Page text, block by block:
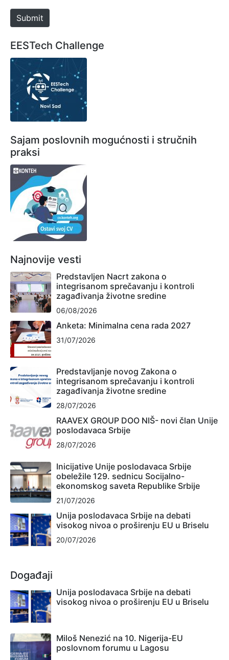
e
Submit
EESTech Challenge
Sajam poslovnih mogućnosti i stručnih
praksi
Najnovije vesti
Predstavljen Nacrt zakona o
integrisanom sprečavanju i kontroli
zagađivanja životne sredine
06/08/2026
Anketa: Minimalna cena rada 2027
31/07/2026
Predstavljanje novog Zakona o
integrisanom sprečavanju i kontroli
zagađivanja životne sredine
28/07/2026
RAAVEX GROUP DOO NIŠ- novi član Unije
poslodavaca Srbije
28/07/2026
Inicijative Unije poslodavaca Srbije
obeležile 129. sednicu Socijalno-
ekonomskog saveta Republike Srbije
21/07/2026
Unija poslodavaca Srbije na debati
visokog nivoa o proširenju EU u Briselu
20/07/2026
Događaji
Unija poslodavaca Srbije na debati
visokog nivoa o proširenju EU u Briselu
Miloš Nenezić na 10. Nigerija-EU
poslovnom forumu u Lagosu